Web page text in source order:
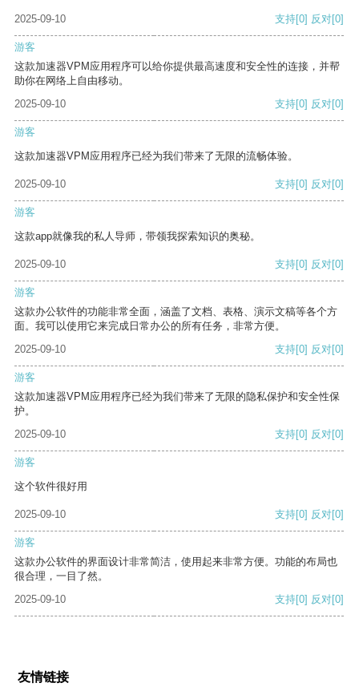
2025-09-10 支持[0] 反对[0]
游客
这款加速器VPM应用程序可以给你提供最高速度和安全性的连接，并帮
助你在网络上自由移动。
2025-09-10
支持[0] 反对[0]
游客
这款加速器VPM应用程序已经为我们带来了无限的流畅体验。
2025-09-10 支持[0] 反对[0]
游客
这款app就像我的私人导师，带领我探索知识的奥秘。
2025-09-10 支持[0] 反对[0]
游客
这款办公软件的功能非常全面，涵盖了文档、表格、演示文稿等各个方
面。我可以使用它来完成日常办公的所有任务，非常方便。
2025-09-10
支持[0] 反对[0]
游客
这款加速器VPM应用程序已经为我们带来了无限的隐私保护和安全性保
护。
2025-09-10
支持[0] 反对[0]
游客
这个软件很好用
2025-09-10 支持[0] 反对[0]
游客
这款办公软件的界面设计非常简洁，使用起来非常方便。功能的布局也
很合理，一目了然。
2025-09-10
支持[0] 反对[0]
友情链接